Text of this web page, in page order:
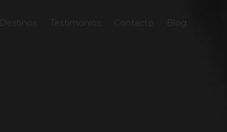
Destinos Testimonios Contacto Blog